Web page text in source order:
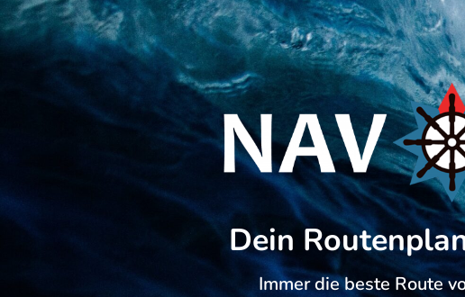
Dein
Immer die beste Route